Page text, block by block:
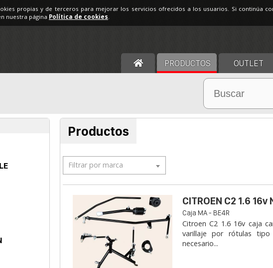
PRODUCTOS OUTLET
Productos
Filtrar por marca
CITROEN C2 1.6 16v
Caja MA - BE4R
Citroen C2 1.6 16v caja
varillaje por rótulas
necesario...
propias y de terceros para mejorar los servicios ofrecidos a los usuarios. Si continúa
nuestra página Política de cookies.